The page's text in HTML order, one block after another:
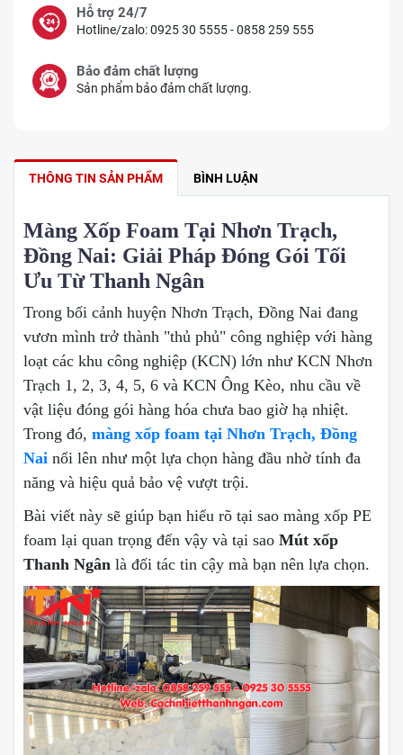
Hỗ trợ 24/7
Hotline/zalo: 0925 30 5555 - 0858 259 555
Bảo đảm chất lượng
Sản phẩm bảo đảm chất lượng.
THÔNG TIN SẢN PHẨM BÌNH LUẬN
Màng Xốp Foam Tại Nhơn Trạch,
Đồng Nai: Giải Pháp Đóng Gói Tối
Ưu Từ Thanh Ngân
Trong bối cảnh huyện Nhơn Trạch, Đồng Nai đang
vươn mình trở thành "thủ phủ" công nghiệp với hàng
loạt các khu công nghiệp (KCN) lớn như KCN Nhơn
Trạch 1, 2, 3, 4, 5, 6 và KCN Ông Kèo, nhu cầu về
vật liệu đóng gói hàng hóa chưa bao giờ hạ nhiệt.
Trong đó, màng xốp foam tại Nhơn Trạch, Đồng
Nai nổi lên như một lựa chọn hàng đầu nhờ tính đa
năng và hiệu quả bảo vệ vượt trội.
Bài viết này sẽ giúp bạn hiểu rõ tại sao màng xốp PE
foam lại quan trọng đến vậy và tại sao Mút xốp
Thanh Ngân là đối tác tin cậy mà bạn nên lựa chọn.